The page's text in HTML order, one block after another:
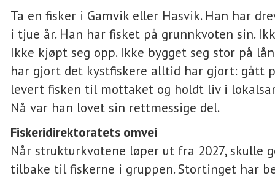
Ta en fisker i Gamvik eller Hasvik. Han har
i tjue år. Han har fisket på grunnkvoten sin.
Ikke kjøpt seg opp. Ikke bygget seg stor på
har gjort det kystfiskere alltid har gjort: gått
levert fisken til mottaket og holdt liv i
Nå var han lovet sin rettmessige del.
Fiskeridirektoratets omvei
Når strukturkvotene løper ut fra 2027, skulle
tilbake til fiskerne i gruppen. Stortinget har